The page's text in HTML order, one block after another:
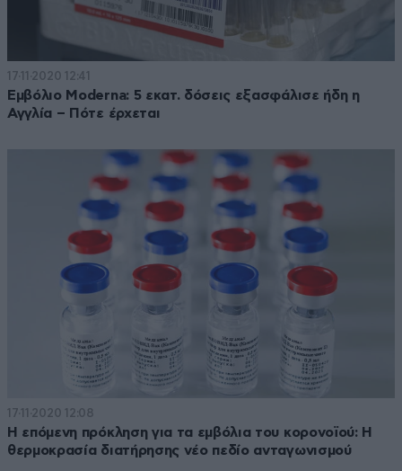
17·11·2020 12:41
Εμβόλιο Moderna: 5 εκατ. δόσεις εξασφάλισε ήδη η
Αγγλία – Πότε έρχεται
17·11·2020 12:08
Η επόμενη πρόκληση για τα εμβόλια του κορονοϊού: Η
θερμοκρασία διατήρησης νέο πεδίο ανταγωνισμού